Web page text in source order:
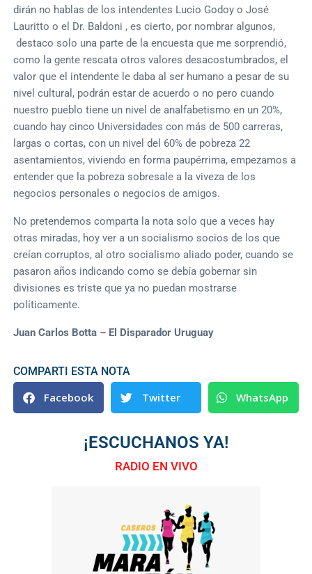
dirán no hablas de los intendentes Lucio Godoy o José
Lauritto o el Dr. Baldoni , es cierto, por nombrar algunos,
destaco solo una parte de la encuesta que me sorprendió,
como la gente rescata otros valores desacostumbrados, el
valor que el intendente le daba al ser humano a pesar de su
nivel cultural, podrán estar de acuerdo o no pero cuando
nuestro pueblo tiene un nivel de analfabetismo en un 20%,
cuando hay cinco Universidades con más de 500 carreras,
largas o cortas, con un nivel del 60% de pobreza 22
asentamientos, viviendo en forma paupérrima, empezamos a
entender que la pobreza sobresale a la viveza de los
negocios personales o negocios de amigos.
No pretendemos comparta la nota solo que a veces hay
otras miradas, hoy ver a un socialismo socios de los que
creían corruptos, al otro socialismo aliado poder, cuando se
pasaron años indicando como se debía gobernar sin
divisiones es triste que ya no puedan mostrarse
políticamente.
Juan Carlos Botta – El Disparador Uruguay
COMPARTI ESTA NOTA
Facebook Twitter WhatsApp
¡ESCUCHANOS YA!
RADIO EN VIVO